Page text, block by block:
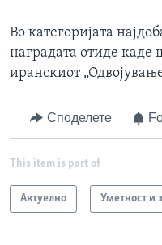
Во категоријата
наградата отиде каде
иранскиот
Споделете
This item is part of
Актуелно Уметност и